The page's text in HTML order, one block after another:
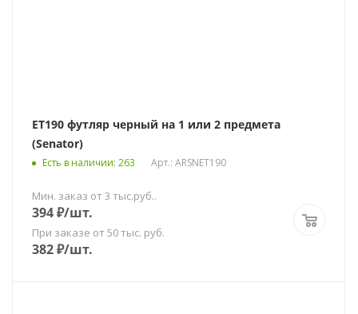
ET190 футляр черный на 1 или 2 предмета
(Senator)
Есть в наличии: 263 Арт.: ARSNET190
Мин. заказ от 3 тыс.руб..
394₽/шт.
При заказе от 50 тыс. руб.
382₽/шт.